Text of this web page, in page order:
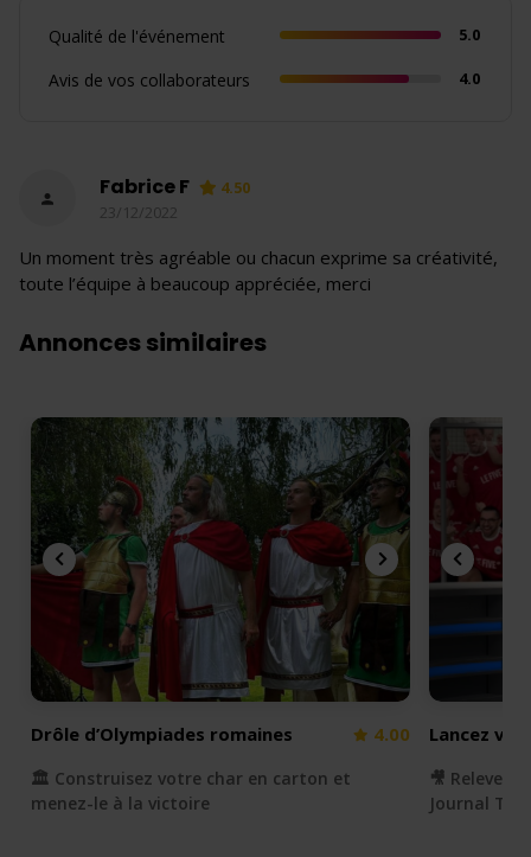
Qualité de l'événement 5.0
Avis de vos collaborateurs 4.0
Fabrice F
4.50
23/12/2022
Un moment très agréable ou chacun exprime sa créativité,
toute l’équipe à beaucoup appréciée, merci
Annonces similaires
Drôle d’Olympiades romaines 4.00
🏛️ Construisez votre char en carton et
menez-le à la victoire
Lancez
🎥 Relevez
Journal